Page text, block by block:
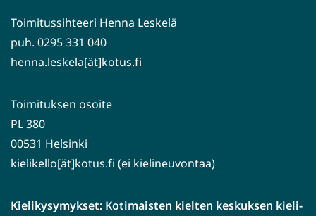
Toimitussihteeri Henna Leskelä
puh. 0295 331 040
henna.leskela[ät]kotus.fi
Toimituksen osoite
PL 380
00531 Helsinki
kielikello[ät]kotus.fi (ei kielineuvontaa)
Kielikysymykset: Kotimaisten kielten keskuksen kieli-